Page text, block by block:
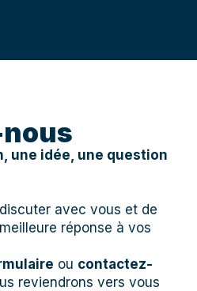
une idée, une question
avec vous et de
réponse à vos
ou contactez-
reviendrons vers vous